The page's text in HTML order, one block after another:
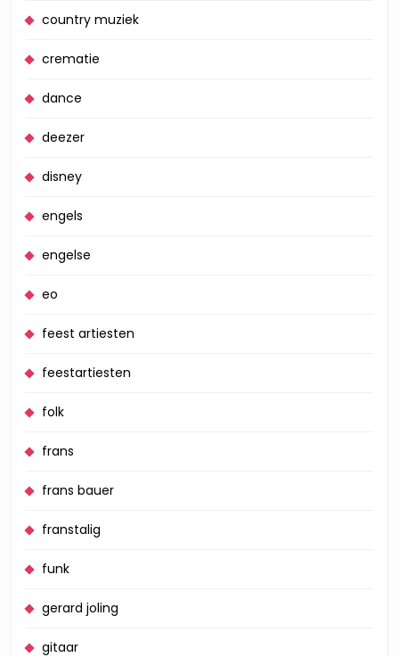
country muziek
crematie
dance
deezer
disney
engels
engelse
eo
feest artiesten
feestartiesten
folk
frans
frans bauer
franstalig
funk
gerard joling
gitaar